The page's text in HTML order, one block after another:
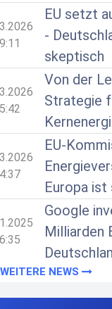
EU setzt
-
skeptisch
Von der
Strategie
EU-
Europa ist
Google
Milliarden
WEITERE NEWS